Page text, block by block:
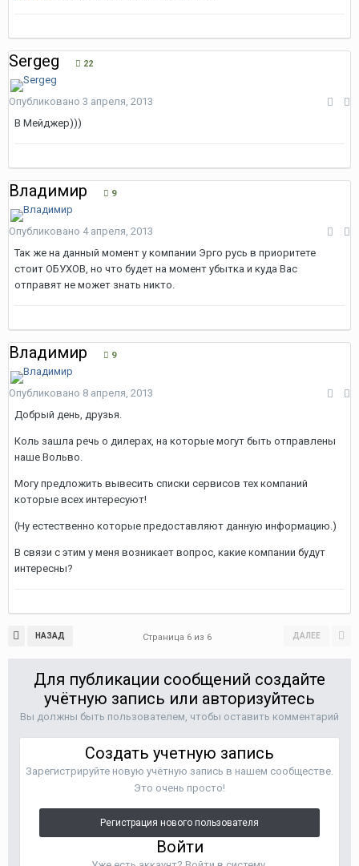
Sergeg 22
Опубликовано 3 апреля, 2013
В Мейджер)))
Владимир 9
Опубликовано 4 апреля, 2013
Так же на данный момент у компании Эрго русь в приоритете
стоит ОБУХОВ, но что будет на момент убытка и куда Вас
отправят не может знать никто.
Владимир 9
Опубликовано 8 апреля, 2013
Добрый день, друзья.
Коль зашла речь о дилерах, на которые могут быть отправлены
наше Вольво.
Могу предложить вывесить списки сервисов тех компаний
которые всех интересуют!
(Ну естественно которые предоставляют данную информацию.)
В связи с этим у меня возникает вопрос, какие компании будут
интересны?
НАЗАД ДАЛЕЕ
Страница 6 из 6
Для публикации сообщений создайте
учётную запись или авторизуйтесь
Вы должны быть пользователем, чтобы оставить комментарий
Создать учетную запись
Зарегистрируйте новую учётную запись в нашем сообществе.
Это очень просто!
Регистрация нового пользователя
Войти